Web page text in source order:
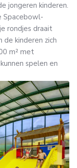
jongeren kinderen.
Spacebowl-
rondjes draait
kinderen zich
m² met
spelen en